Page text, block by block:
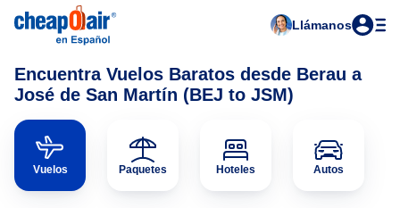
Llámanos
Encuentra Vuelos Baratos desde Berau a
José de San Martín (BEJ to JSM)
Vuelos Paquetes Hoteles Autos